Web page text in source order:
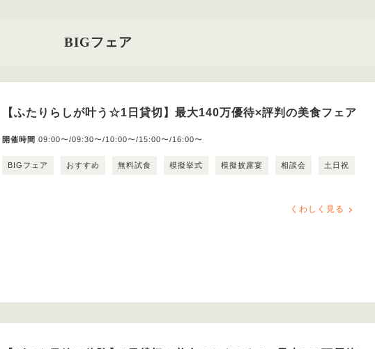
BIGフェア
【ふたりらしが叶う☆1日貸切】最大140万優待×評判の美食フェア
開催時間 09:00〜/09:30〜/10:00〜/15:00〜/16:00〜
BIGフェア おすすめ 無料試食 模擬挙式 模擬披露宴 相談会 土日祝
くわしく見る